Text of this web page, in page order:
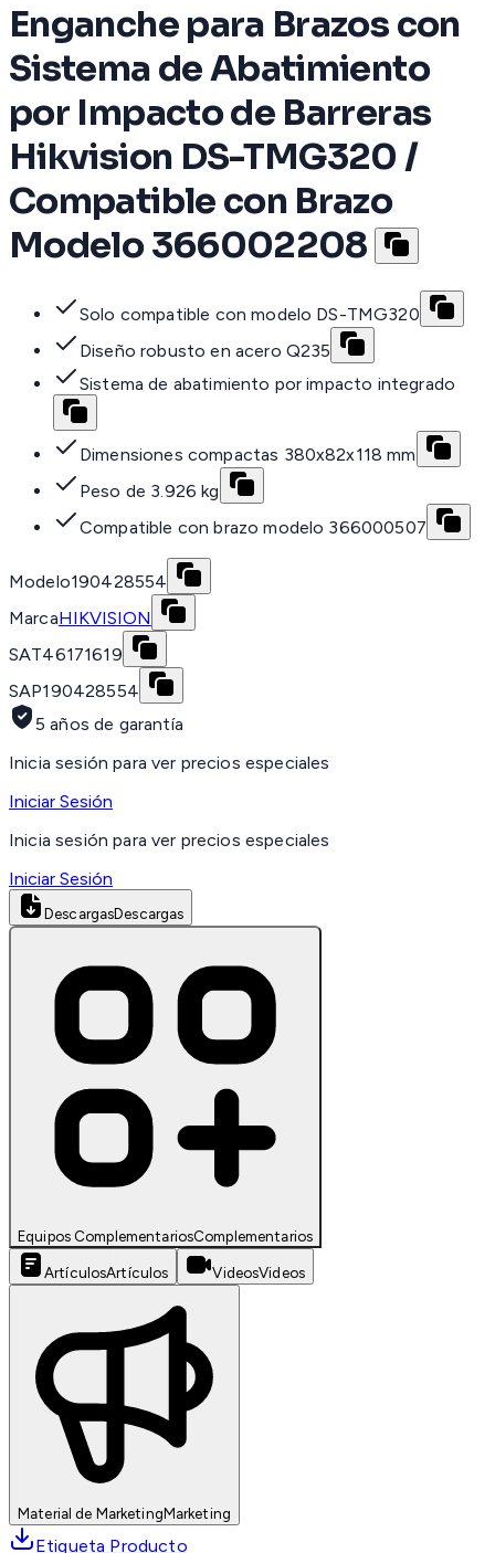
Enganche para Brazos con
Sistema de Abatimiento
por Impacto de Barreras
Hikvision DS-TMG320 /
Compatible con Brazo
Modelo 366002208
Solo compatible con modelo DS-TMG320
Diseño robusto en acero Q235
Sistema de abatimiento por impacto integrado
Dimensiones compactas 380x82x118 mm
Peso de 3.926 kg
Compatible con brazo modelo 366000507
Modelo190428554
MarcaHIKVISION
SAT46171619
SAP190428554
5 años de garantía
Inicia sesión para ver precios especiales
Iniciar Sesión
Inicia sesión para ver precios especiales
Iniciar Sesión
DescargasDescargas
Equipos ComplementariosComplementarios
ArtículosArtículos VideosVideos
Material de MarketingMarketing
Etiqueta Producto